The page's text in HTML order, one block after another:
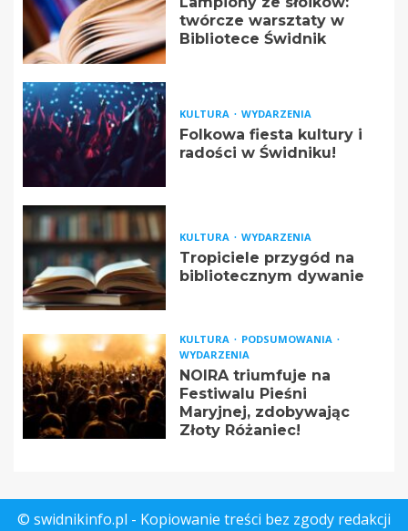
twórcze warsztaty w
Bibliotece Świdnik
KULTURA WYDARZENIA
Folkowa fiesta kultury i
radości w Świdniku!
KULTURA WYDARZENIA
Tropiciele przygód na
bibliotecznym dywanie
KULTURA
PODSUMOWANIA
WYDARZENIA
NOIRA triumfuje na
Festiwalu Pieśni
Maryjnej, zdobywając
Złoty Różaniec!
© swidnikinfo.pl - Kopiowanie treści bez zgody redakcji